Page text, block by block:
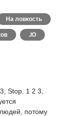
На ловкость
.IO
Stop. 1 2 3,
потому